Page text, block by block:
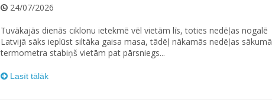
24/07/2026
Tuvākajās dienās ciklonu ietekmē vēl vietām līs, toties nedēļas nogalē
Latvijā sāks ieplūst siltāka gaisa masa, tādēļ nākamās nedēļas sākumā
termometra stabiņš vietām pat pārsniegs...
Lasīt tālāk